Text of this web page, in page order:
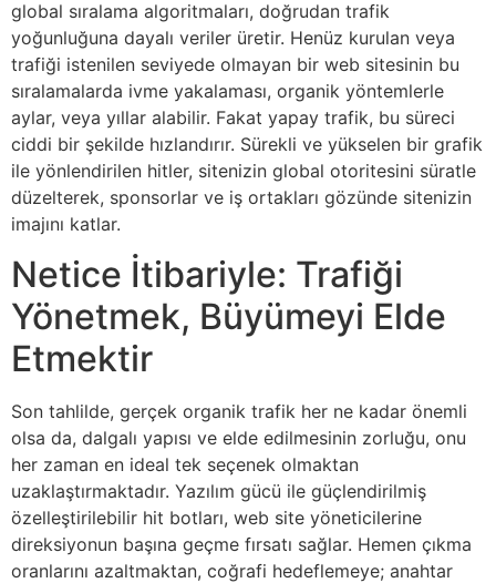
global sıralama algoritmaları, doğrudan trafik
yoğunluğuna dayalı veriler üretir. Henüz kurulan veya
trafiği istenilen seviyede olmayan bir web sitesinin bu
sıralamalarda ivme yakalaması, organik yöntemlerle
aylar, veya yıllar alabilir. Fakat yapay trafik, bu süreci
ciddi bir şekilde hızlandırır. Sürekli ve yükselen bir grafik
ile yönlendirilen hitler, sitenizin global otoritesini süratle
düzelterek, sponsorlar ve iş ortakları gözünde sitenizin
imajını katlar.
Netice İtibariyle: Trafiği
Yönetmek, Büyümeyi Elde
Etmektir
Son tahlilde, gerçek organik trafik her ne kadar önemli
olsa da, dalgalı yapısı ve elde edilmesinin zorluğu, onu
her zaman en ideal tek seçenek olmaktan
uzaklaştırmaktadır. Yazılım gücü ile güçlendirilmiş
özelleştirilebilir hit botları, web site yöneticilerine
direksiyonun başına geçme fırsatı sağlar. Hemen çıkma
oranlarını azaltmaktan, coğrafi hedeflemeye; anahtar